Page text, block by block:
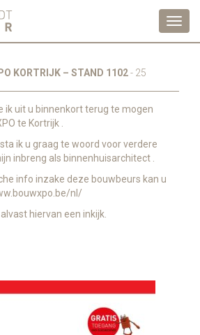
KORTRIJK – STAND 1102- 25
ik uit u binnenkort terug te mogen
te Kortrijk .
ik u graag te woord voor verdere
inbreng als binnenhuisarchitect .
info inzake deze bouwbeurs kan u
nl/
hiervan een inkijk.